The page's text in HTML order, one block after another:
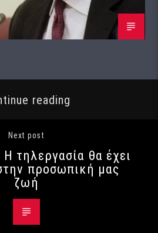
reading
Next post
τηλεργασία θα έχει
προσωπική μας
ζωή